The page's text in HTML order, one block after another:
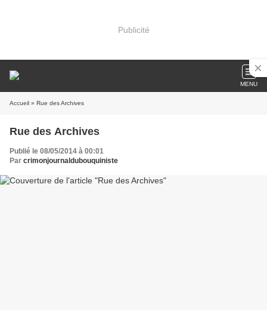
Publicité
MENU
Accueil » Rue des Archives
Rue des Archives
Publié le 08/05/2014 à 00:01
Par crimonjournaldubouquiniste